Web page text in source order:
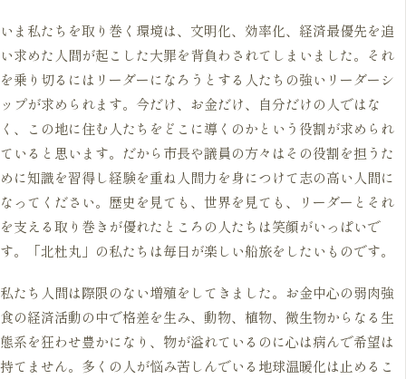
いま私たちを取り巻く環境は、文明化、効率化、経済最優先を追
い求めた人間が起こした大罪を背負わされてしまいました。それ
を乗り切るにはリーダーになろうとする人たちの強いリーダーシ
ップが求められます。今だけ、お金だけ、自分だけの人ではな
く、この地に住む人たちをどこに導くのかという役割が求められ
ていると思います。だから市長や議員の方々はその役割を担うた
めに知識を習得し経験を重ね人間力を身につけて志の高い人間に
なってください。歴史を見ても、世界を見ても、リーダーとそれ
を支える取り巻きが優れたところの人たちは笑顔がいっぱいで
す。「北杜丸」の私たちは毎日が楽しい船旅をしたいものです。
私たち人間は際限のない増殖をしてきました。お金中心の弱肉強
食の経済活動の中で格差を生み、動物、植物、微生物からなる生
態系を狂わせ豊かになり、物が溢れているのに心は病んで希望は
持てません。多くの人が悩み苦しんでいる地球温暖化は止めるこ